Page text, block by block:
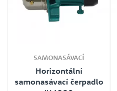
SAMONASÁVACÍ
Horizontální
samonasávací čerpadlo